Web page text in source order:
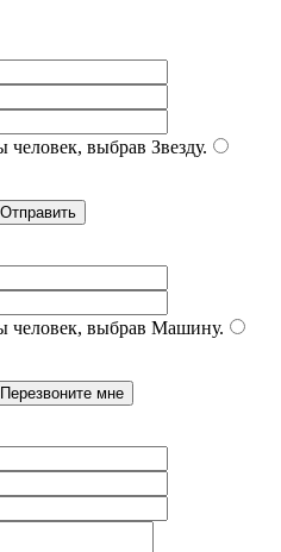
человек, выбрав Звезду.
человек, выбрав Машину.